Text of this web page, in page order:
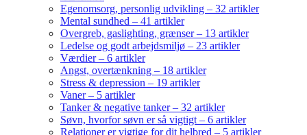
Egenomsorg, personlig udvikling – 32 artikler
Mental sundhed – 41 artikler
Overgreb, gaslighting, grænser – 13 artikler
Ledelse og godt arbejdsmiljø – 23 artikler
Værdier – 6 artikler
Angst, overtænkning – 18 artikler
Stress & depression – 19 artikler
Vaner – 5 artikler
Tanker & negative tanker – 32 artikler
Søvn, hvorfor søvn er så vigtigt – 6 artikler
Relationer er vigtige for dit helbred – 5 artikler